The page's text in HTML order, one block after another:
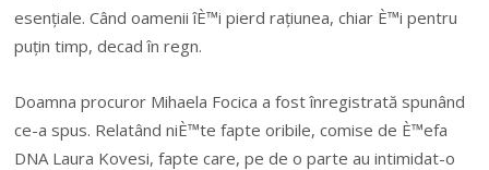
esențiale. Când oamenii îÈ™i pierd rațiunea, chiar È™i pentru
puțin timp, decad în regn.
Doamna procuror Mihaela Focica a fost înregistrată spunând
ce-a spus. Relatând niÈ™te fapte oribile, comise de È™efa
DNA Laura Kovesi, fapte care, pe de o parte au intimidat-o